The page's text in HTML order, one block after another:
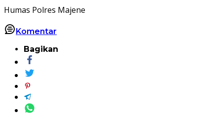
Humas Polres Majene
Komentar
Bagikan